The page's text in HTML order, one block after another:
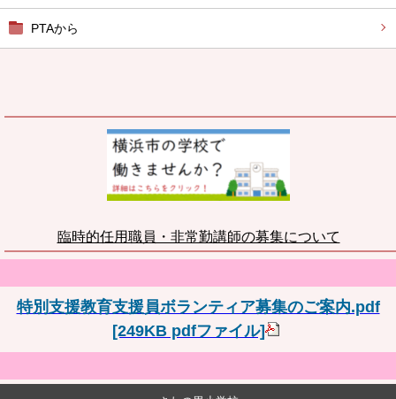
PTAから
臨時的任用職員・非常勤講師の募集について
特別支援教育支援員ボランティア募集のご案内.pdf
[249KB pdfファイル]